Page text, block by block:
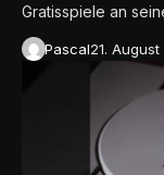
Gratisspiele an
Pascal21.